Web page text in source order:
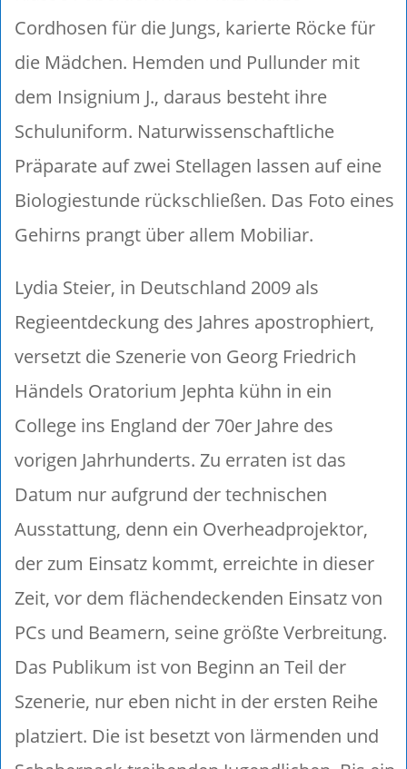
Cordhosen für die Jungs, karierte Röcke für
die Mädchen. Hemden und Pullunder mit
dem Insignium J., daraus besteht ihre
Schuluniform. Naturwissenschaftliche
Präparate auf zwei Stellagen lassen auf eine
Biologiestunde rückschließen. Das Foto eines
Gehirns prangt über allem Mobiliar.
Lydia Steier, in Deutschland 2009 als
Regieentdeckung des Jahres apostrophiert,
versetzt die Szenerie von Georg Friedrich
Händels Oratorium Jephta kühn in ein
College ins England der 70er Jahre des
vorigen Jahrhunderts. Zu erraten ist das
Datum nur aufgrund der technischen
Ausstattung, denn ein Overheadprojektor,
der zum Einsatz kommt, erreichte in dieser
Zeit, vor dem flächendeckenden Einsatz von
PCs und Beamern, seine größte Verbreitung.
Das Publikum ist von Beginn an Teil der
Szenerie, nur eben nicht in der ersten Reihe
platziert. Die ist besetzt von lärmenden und